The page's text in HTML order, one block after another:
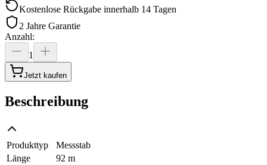
Kostenlose Rückgabe innerhalb 14 Tagen
2 Jahre Garantie
Anzahl:
1
Jetzt kaufen
Beschreibung
Produkttyp
Messstab
Länge
92 m